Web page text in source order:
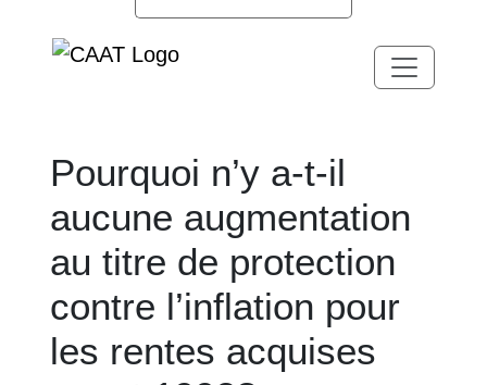
Pourquoi n’y a-t-il
aucune augmentation
au titre de protection
contre l’inflation pour
les rentes acquises